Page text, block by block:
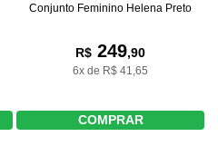
Conjunto Feminino Helena Preto
R$ 249,90
6x de R$ 41,65
COMPRAR